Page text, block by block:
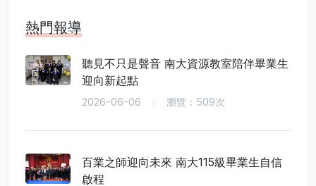
熱門報導
聽見不只是聲音 南大資源教室陪伴畢業生
迎向新起點
2026-06-06 瀏覽：509次
百業之師迎向未來 南大115級畢業生自信
啟程